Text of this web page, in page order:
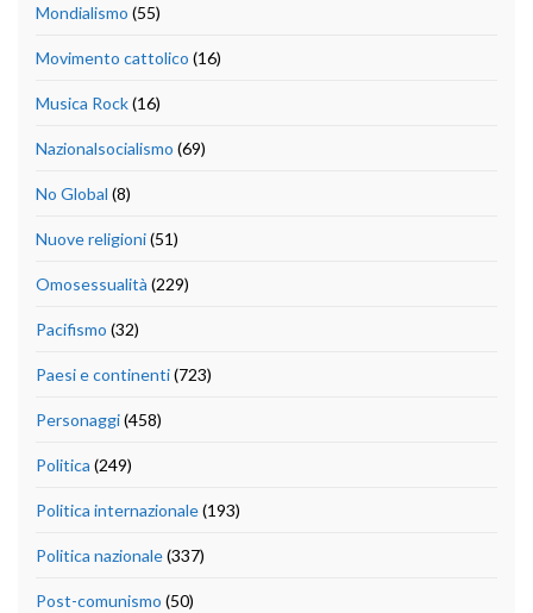
Mondialismo (55)
Movimento cattolico (16)
Musica Rock(16)
Nazionalsocialismo (69)
No Global (8)
Nuove religioni(51)
Omosessualità (229)
Pacifismo (32)
Paesi e continenti(723)
Personaggi(458)
Politica (249)
Politica internazionale(193)
Politica nazionale(337)
Post-comunismo (50)